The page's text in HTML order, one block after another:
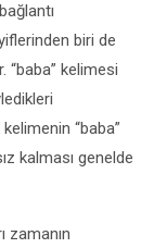
biri de
“baba” kelimesi
“baba”
kalması genelde
zamanın